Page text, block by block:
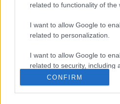
related to functionality of the
I want to allow Google to
related to personalization.
I want to allow Google to
related to security, including
functionality and fraud
user protection.
CONFIRM
5 gyönyörű tó Nógrád
KIEMELT